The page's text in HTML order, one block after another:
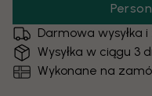
Darmowa wysyłka
Wysyłka w ciągu 3
Wykonane na